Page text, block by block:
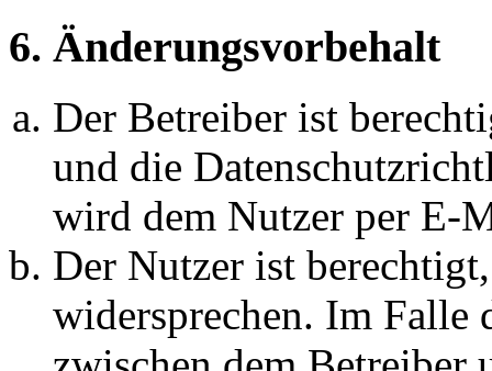
6. Änderungsvorbehalt
Der Betreiber ist
und die
wird dem Nutzer per E-
Der Nutzer ist
widersprechen. Im Falle